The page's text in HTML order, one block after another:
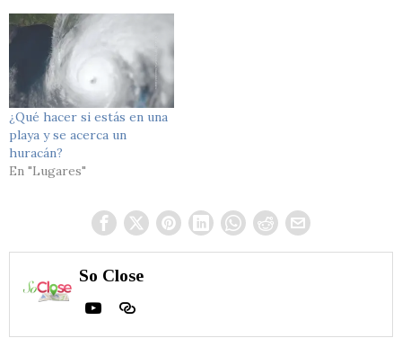
¿Qué hacer si estás en una
playa y se acerca un
huracán?
En "Lugares"
So Close